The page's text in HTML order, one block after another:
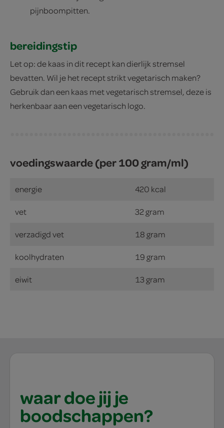
pijnboompitten.
bereidingstip
Let op: de kaas in dit recept kan dierlijk stremsel
bevatten. Wil je het recept strikt vegetarisch maken?
Gebruik dan een kaas met vegetarisch stremsel, deze is
herkenbaar aan een vegetarisch logo.
voedingswaarde (per 100 gram/ml)
energie 420 kcal
vet 32 gram
verzadigd vet 18 gram
koolhydraten 19 gram
eiwit 13 gram
waar doe jij je
boodschappen?